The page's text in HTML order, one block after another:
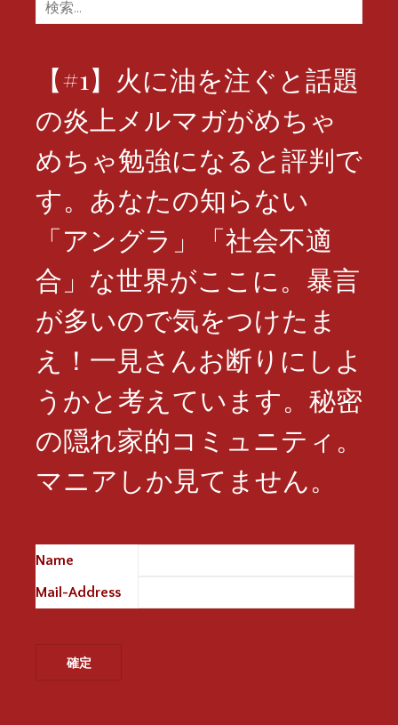
索:
【#1】火に油を注ぐと話題
の炎上メルマガがめちゃ
めちゃ勉強になると評判で
す。あなたの知らない
「アングラ」「社会不適
合」な世界がここに。暴言
が多いので気をつけたま
え！一見さんお断りにしよ
うかと考えています。秘密
の隠れ家的コミュニティ。
マニアしか見てません。
Name
Mail-Address